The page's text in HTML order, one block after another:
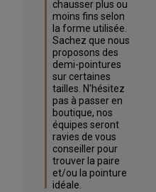
chausser plus ou
moins fins selon
la forme utilisée.
Sachez que nous
proposons des
demi-pointures
sur certaines
tailles. N'hésitez
pas à passer en
boutique, nos
équipes seront
ravies de vous
conseiller pour
trouver la paire
et/ou la pointure
idéale.